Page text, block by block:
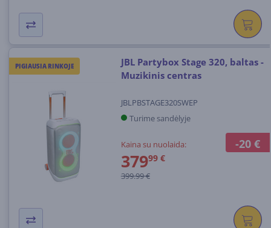
PIGIAUSIA RINKOJE
-20 €
JBL Partybox Stage 320, baltas -
Muzikinis centras
JBLPBSTAGE320SWEP
Turime sandėlyje
Kaina su nuolaida:
37999 €
399.99 €